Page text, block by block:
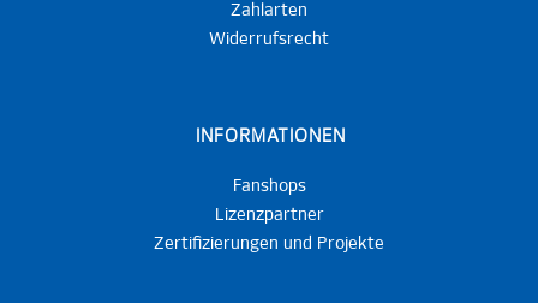
Zahlarten
Widerrufsrecht
INFORMATIONEN
Fanshops
Lizenzpartner
Zertifizierungen und Projekte